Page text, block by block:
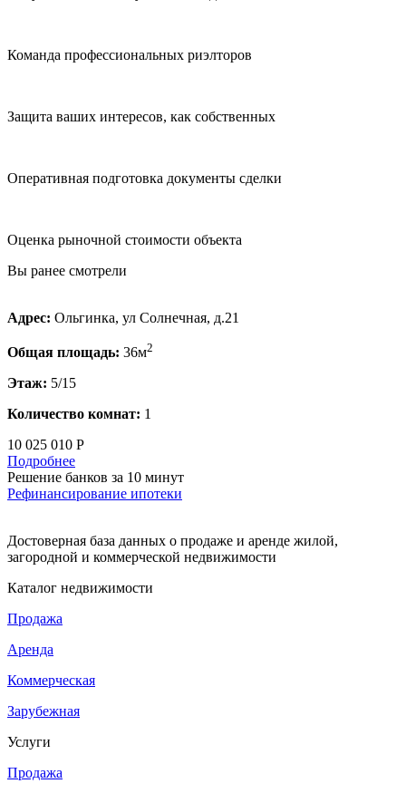
Команда профессиональных риэлторов
Защита ваших интересов, как собственных
Оперативная подготовка документы сделки
Оценка рыночной стоимости объекта
Вы ранее смотрели
Адрес: Ольгинка, ул Солнечная, д.21
Общая площадь: 36м2
Этаж: 5/15
Количество комнат: 1
10 025 010 Р
Подробнее
Решение банков за 10 минут
Рефинансирование ипотеки
Достоверная база данных о продаже и аренде жилой,
загородной и коммерческой недвижимости
Каталог недвижимости
Продажа
Аренда
Коммерческая
Зарубежная
Услуги
Продажа